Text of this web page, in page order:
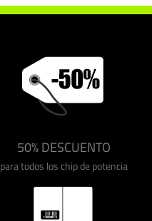
50% DESCUENTO
para todos los chip de potencia